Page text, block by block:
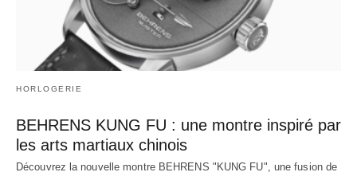
HORLOGERIE
BEHRENS KUNG FU : une montre inspiré par
les arts martiaux chinois
Découvrez la nouvelle montre BEHRENS "KUNG FU", une fusion de